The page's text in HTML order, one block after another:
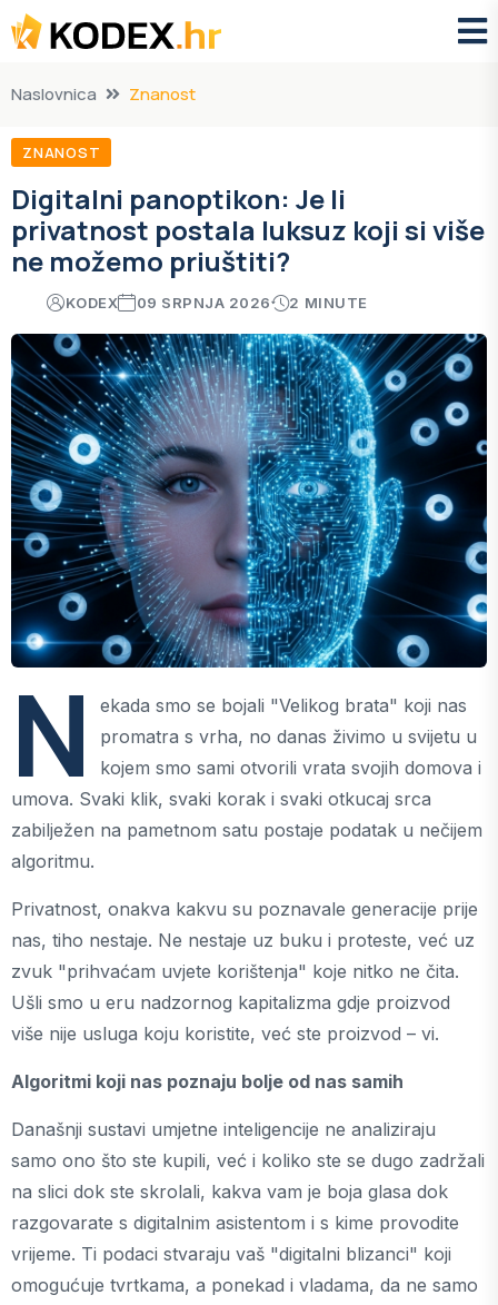
Naslovnica Znanost
ZNANOST
Digitalni panoptikon: Je li
privatnost postala luksuz koji si više
ne možemo priuštiti?
KODEX 09 SRPNJA 2026 2 MINUTE
N
ekada smo se bojali "Velikog brata" koji nas
promatra s vrha, no danas živimo u svijetu u
kojem smo sami otvorili vrata svojih domova i
umova. Svaki klik, svaki korak i svaki otkucaj srca
zabilježen na pametnom satu postaje podatak u nečijem
algoritmu.
Privatnost, onakva kakvu su poznavale generacije prije
nas, tiho nestaje. Ne nestaje uz buku i proteste, već uz
zvuk "prihvaćam uvjete korištenja" koje nitko ne čita.
Ušli smo u eru nadzornog kapitalizma gdje proizvod
više nije usluga koju koristite, već ste proizvod – vi.
Algoritmi koji nas poznaju bolje od nas samih
Današnji sustavi umjetne inteligencije ne analiziraju
samo ono što ste kupili, već i koliko ste se dugo zadržali
na slici dok ste skrolali, kakva vam je boja glasa dok
razgovarate s digitalnim asistentom i s kime provodite
vrijeme. Ti podaci stvaraju vaš "digitalni blizanci" koji
omogućuje tvrtkama, a ponekad i vladama, da ne samo